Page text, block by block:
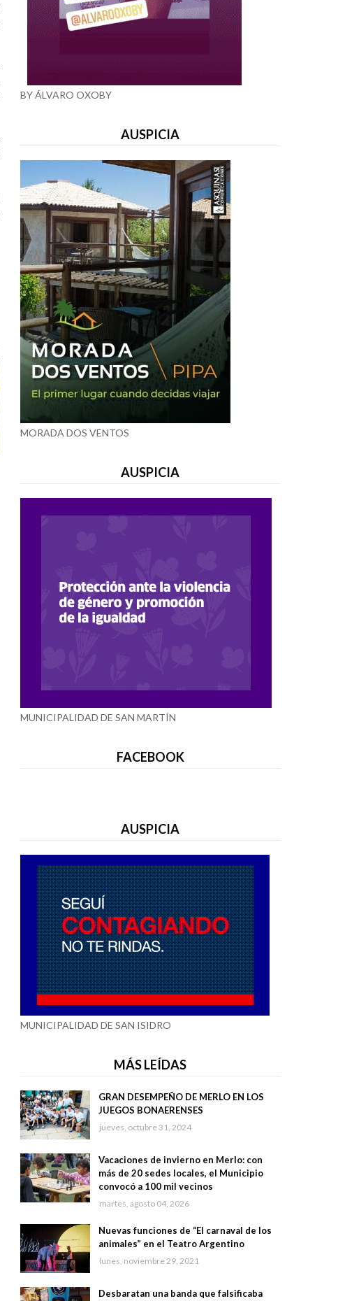
BY ÁLVARO OXOBY
AUSPICIA
MORADA DOS VENTOS
AUSPICIA
MUNICIPALIDAD DE SAN MARTÍN
FACEBOOK
AUSPICIA
MUNICIPALIDAD DE SAN ISIDRO
MÁS LEÍDAS
GRAN DESEMPEÑO DE MERLO EN LOS
JUEGOS BONAERENSES
jueves, octubre 31, 2024
Vacaciones de invierno en Merlo: con
más de 20 sedes locales, el Municipio
convocó a 100 mil vecinos
martes, agosto 04, 2026
Nuevas funciones de “El carnaval de los
animales” en el Teatro Argentino
lunes, noviembre 29, 2021
Desbaratan una banda que falsificaba